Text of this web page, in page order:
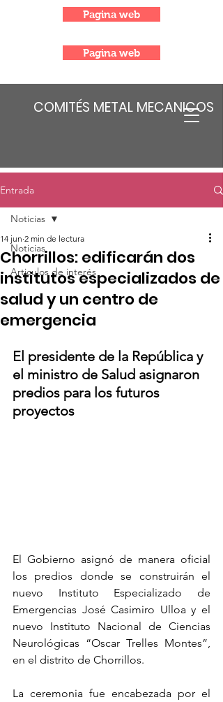
COMITÉS METAL MECANICOS
Pagina web
Pagina web
Entrada
Noticias
Articulos de interés
Noticias
Chorrillos: edificarán dos
institutos especializados de
salud y un centro de
emergencia
14 jun 2 min de lectura
El presidente de la República y
el ministro de Salud asignaron
predios para los futuros
proyectos
El Gobierno asignó de manera oficial
los predios donde se construirán el
nuevo Instituto Especializado de
Emergencias José Casimiro Ulloa y el
nuevo Instituto Nacional de Ciencias
Neurológicas “Oscar Trelles Montes”,
en el distrito de Chorrillos.
La ceremonia fue encabezada por el